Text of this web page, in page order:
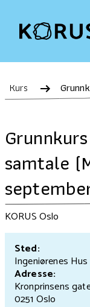
Kurs Grunnkurs i Motiverende
samtale
KORUS Oslo
Sted:
Ingeniørenes
Adresse:
Kronprinsens
0251 Oslo